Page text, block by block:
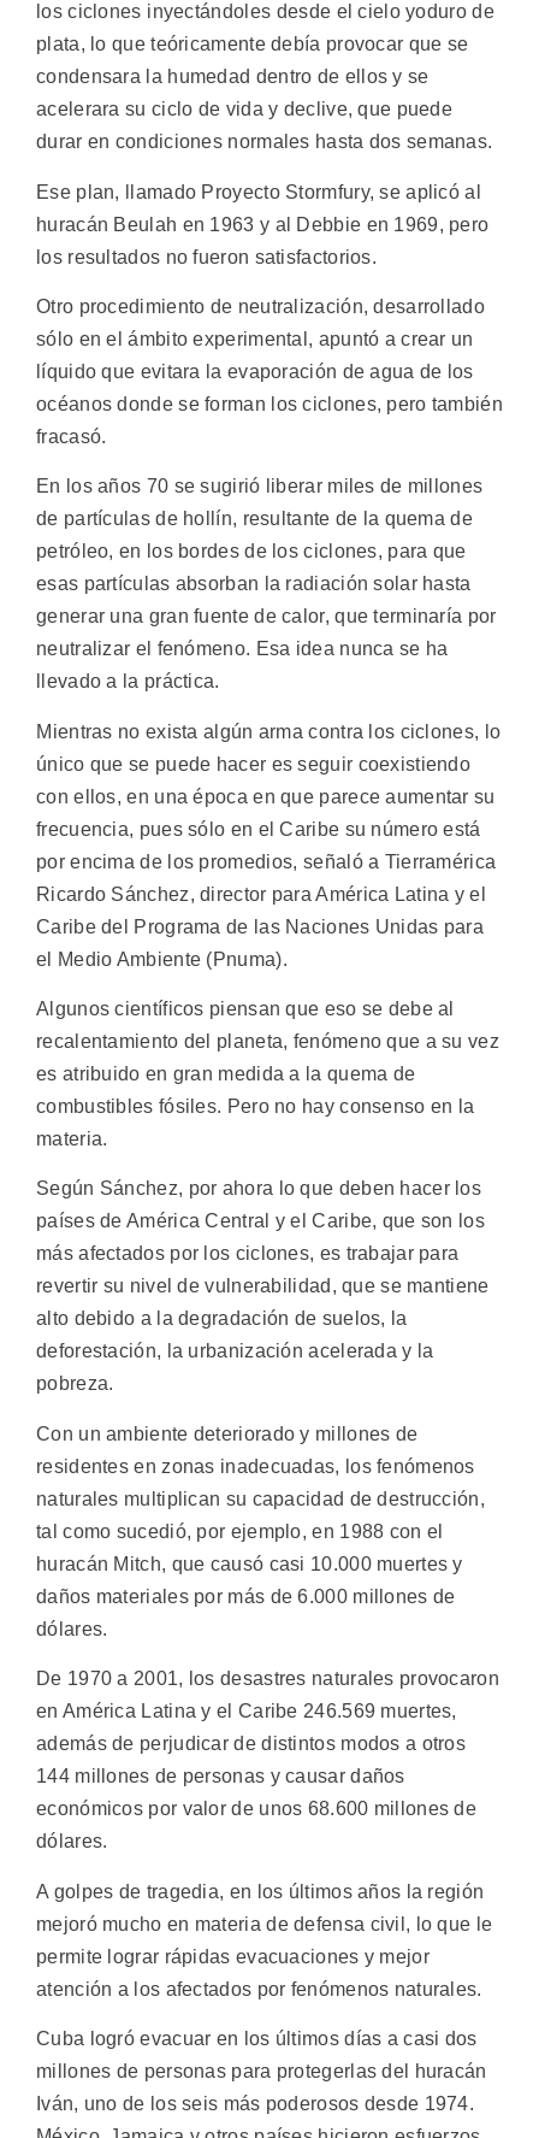
los ciclones inyectándoles desde el cielo yoduro de
plata, lo que teóricamente debía provocar que se
condensara la humedad dentro de ellos y se
acelerara su ciclo de vida y declive, que puede
durar en condiciones normales hasta dos semanas.
Ese plan, llamado Proyecto Stormfury, se aplicó al
huracán Beulah en 1963 y al Debbie en 1969, pero
los resultados no fueron satisfactorios.
Otro procedimiento de neutralización, desarrollado
sólo en el ámbito experimental, apuntó a crear un
líquido que evitara la evaporación de agua de los
océanos donde se forman los ciclones, pero también
fracasó.
En los años 70 se sugirió liberar miles de millones
de partículas de hollín, resultante de la quema de
petróleo, en los bordes de los ciclones, para que
esas partículas absorban la radiación solar hasta
generar una gran fuente de calor, que terminaría por
neutralizar el fenómeno. Esa idea nunca se ha
llevado a la práctica.
Mientras no exista algún arma contra los ciclones, lo
único que se puede hacer es seguir coexistiendo
con ellos, en una época en que parece aumentar su
frecuencia, pues sólo en el Caribe su número está
por encima de los promedios, señaló a Tierramérica
Ricardo Sánchez, director para América Latina y el
Caribe del Programa de las Naciones Unidas para
el Medio Ambiente (Pnuma).
Algunos científicos piensan que eso se debe al
recalentamiento del planeta, fenómeno que a su vez
es atribuido en gran medida a la quema de
combustibles fósiles. Pero no hay consenso en la
materia.
Según Sánchez, por ahora lo que deben hacer los
países de América Central y el Caribe, que son los
más afectados por los ciclones, es trabajar para
revertir su nivel de vulnerabilidad, que se mantiene
alto debido a la degradación de suelos, la
deforestación, la urbanización acelerada y la
pobreza.
Con un ambiente deteriorado y millones de
residentes en zonas inadecuadas, los fenómenos
naturales multiplican su capacidad de destrucción,
tal como sucedió, por ejemplo, en 1988 con el
huracán Mitch, que causó casi 10.000 muertes y
daños materiales por más de 6.000 millones de
dólares.
De 1970 a 2001, los desastres naturales provocaron
en América Latina y el Caribe 246.569 muertes,
además de perjudicar de distintos modos a otros
144 millones de personas y causar daños
económicos por valor de unos 68.600 millones de
dólares.
A golpes de tragedia, en los últimos años la región
mejoró mucho en materia de defensa civil, lo que le
permite lograr rápidas evacuaciones y mejor
atención a los afectados por fenómenos naturales.
Cuba logró evacuar en los últimos días a casi dos
millones de personas para protegerlas del huracán
Iván, uno de los seis más poderosos desde 1974.